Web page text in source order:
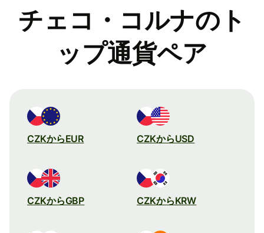
チェコ・コルナのト
ップ通貨ペア
CZKからEUR CZKからUSD
CZKからGBP CZKからKRW